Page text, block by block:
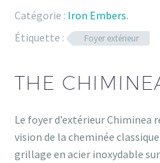
Catégorie : Iron Embers.
Étiquette :
Foyer extérieur
THE
Le foyer d’extérieur
vision de la cheminée
grillage en acier inoxydable